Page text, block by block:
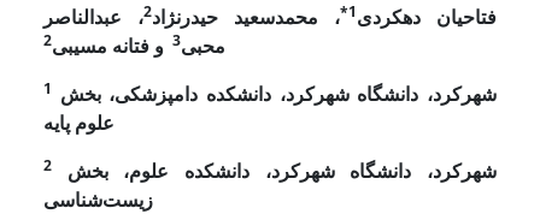
فتاحیان دهکردی1* ، محمدسعید حیدرنژاد2، عبدالناصر
محبی3 و فتانه مسیبی2
1
علوم پایه
2
زیست‌شناسی